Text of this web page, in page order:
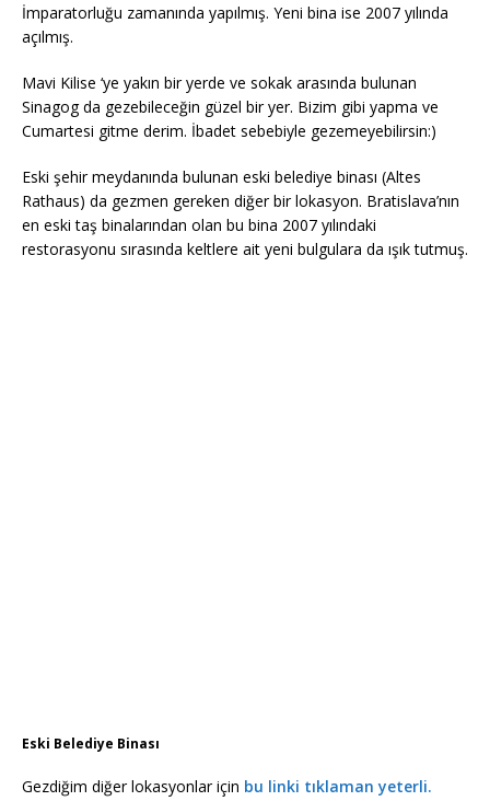
İmparatorluğu zamanında yapılmış. Yeni bina ise 2007 yılında
açılmış.
Mavi Kilise ‘ye yakın bir yerde ve sokak arasında bulunan
Sinagog da gezebileceğin güzel bir yer. Bizim gibi yapma ve
Cumartesi gitme derim. İbadet sebebiyle gezemeyebilirsin:)
Eski şehir meydanında bulunan eski belediye binası (Altes
Rathaus) da gezmen gereken diğer bir lokasyon. Bratislava’nın
en eski taş binalarından olan bu bina 2007 yılındaki
restorasyonu sırasında keltlere ait yeni bulgulara da ışık tutmuş.
Eski Belediye Binası
Gezdiğim diğer lokasyonlar için bu linki tıklaman yeterli.